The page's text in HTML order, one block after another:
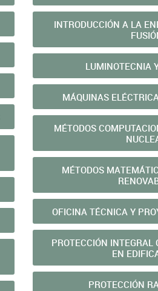
INTRODUCCIÓN A LA
LUMINOTECNIA
MÁQUINAS
MÉTODOS
MÉTODOS
OFICINA TÉCNICA Y
PROTECCIÓN INTEGRAL
EN
PROTECCIÓN